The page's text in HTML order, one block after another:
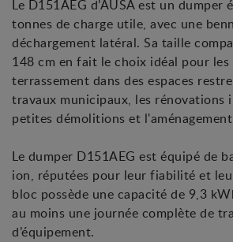
Le D151AEG d’AUSA est un dumper
tonnes de charge utile, avec une
déchargement latéral. Sa taille
148 cm en fait le choix idéal pour les
terrassement dans des espaces
travaux municipaux, les rénovations
petites démolitions et l'aménagement
Le dumper D151AEG est équipé de
ion, réputées pour leur fiabilité et
bloc possède une capacité de 9,3
au moins une journée complète de
d’équipement.